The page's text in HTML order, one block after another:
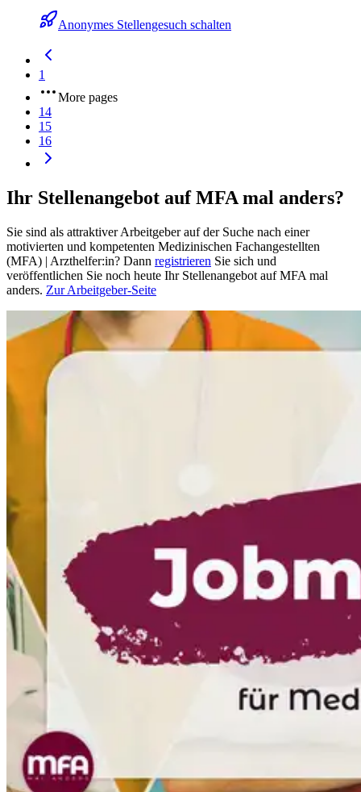
Anonymes Stellengesuch schalten
1
More pages
14
15
16
Ihr Stellenangebot auf MFA mal anders?
Sie sind als attraktiver Arbeitgeber auf der Suche nach einer
motivierten und kompetenten Medizinischen Fachangestellten
(MFA) | Arzthelfer:in? Dann registrieren Sie sich und
veröffentlichen Sie noch heute Ihr Stellenangebot auf MFA mal
anders. Zur Arbeitgeber-Seite